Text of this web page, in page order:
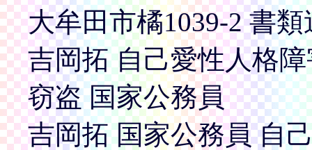
大牟田市橘1039-2 書類
吉岡拓 自己愛性人格
窃盗 国家公務員
吉岡拓 国家公務員 自